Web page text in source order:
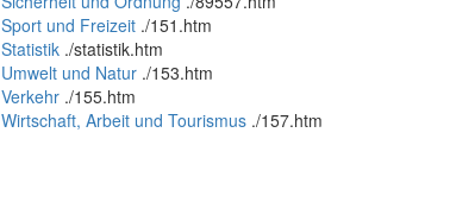
Sport und Freizeit ./151.htm
Statistik ./statistik.htm
Umwelt und Natur ./153.htm
Verkehr ./155.htm
Wirtschaft, Arbeit und Tourismus ./157.htm